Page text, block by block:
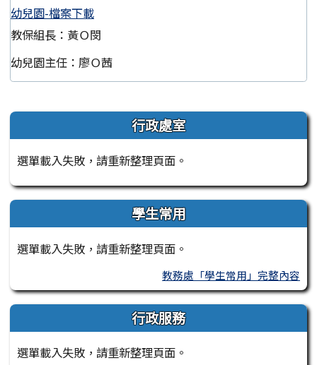
幼兒園-檔案下載
教保組長：黃Ｏ閔
幼兒園主任：廖Ｏ茜
左邊區域內容 行政處室
選單載入失敗，請重新整理頁面。
學生常用
選單載入失敗，請重新整理頁面。
教務處「學生常用」完整內容
行政服務
選單載入失敗，請重新整理頁面。